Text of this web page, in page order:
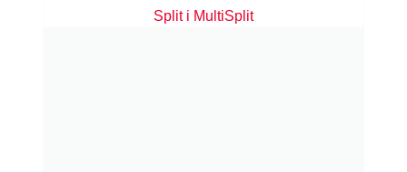
Split i MultiSplit